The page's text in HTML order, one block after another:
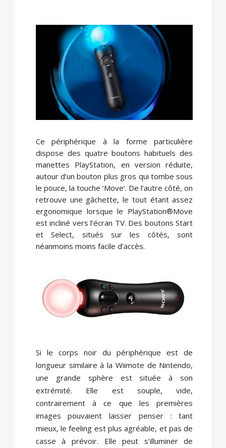
Ce périphérique à la forme particulière
dispose des quatre boutons habituels des
manettes PlayStation, en version réduite,
autour d’un bouton plus gros qui tombe sous
le pouce, la touche ‘Move’. De l’autre côté, on
retrouve une gâchette, le tout étant assez
ergonomique lorsque le PlayStation®Move
est incliné vers l’écran TV. Des boutons Start
et Select, situés sur les côtés, sont
néanmoins moins facile d’accès.
Si le corps noir du périphérique est de
longueur similaire à la Wiimote de Nintendo,
une grande sphère est située à son
extrémité. Elle est souple, vide,
contrairement à ce que les premières
images pouvaient laisser penser : tant
mieux, le feeling est plus agréable, et pas de
casse à prévoir. Elle peut s’illuminer de